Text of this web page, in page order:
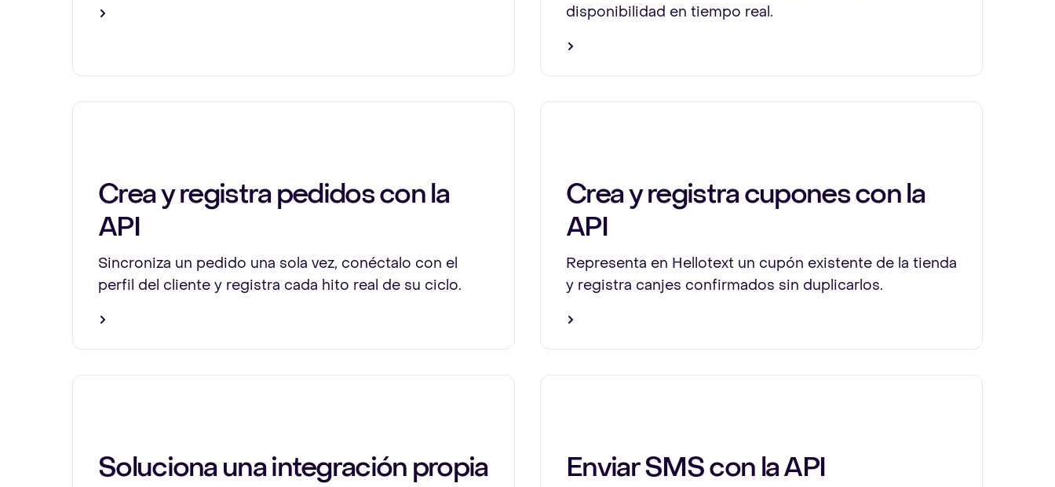
disponibilidad en tiempo real.
Crea y registra pedidos con la
API
Sincroniza un pedido una sola vez, conéctalo con el
perfil del cliente y registra cada hito real de su ciclo.
Crea y registra cupones con la
API
Representa en Hellotext un cupón existente de la tienda
y registra canjes confirmados sin duplicarlos.
Soluciona una integración propia Enviar SMS con la API